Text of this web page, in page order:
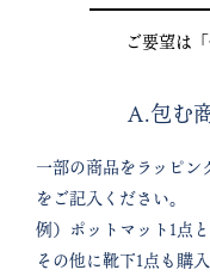
ご要望は
A.包む
一部の商品をラッピ
をご記入ください。
例）ポットマット1点
その他に靴下1点も購